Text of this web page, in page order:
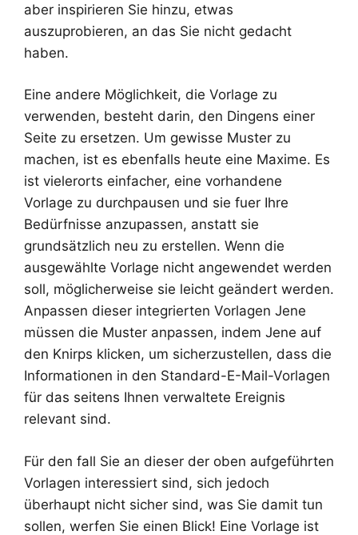
aber inspirieren Sie hinzu, etwas
auszuprobieren, an das Sie nicht gedacht
haben.
Eine andere Möglichkeit, die Vorlage zu
verwenden, besteht darin, den Dingens einer
Seite zu ersetzen. Um gewisse Muster zu
machen, ist es ebenfalls heute eine Maxime. Es
ist vielerorts einfacher, eine vorhandene
Vorlage zu durchpausen und sie fuer Ihre
Bedürfnisse anzupassen, anstatt sie
grundsätzlich neu zu erstellen. Wenn die
ausgewählte Vorlage nicht angewendet werden
soll, möglicherweise sie leicht geändert werden.
Anpassen dieser integrierten Vorlagen Jene
müssen die Muster anpassen, indem Jene auf
den Knirps klicken, um sicherzustellen, dass die
Informationen in den Standard-E-Mail-Vorlagen
für das seitens Ihnen verwaltete Ereignis
relevant sind.
Für den fall Sie an dieser der oben aufgeführten
Vorlagen interessiert sind, sich jedoch
überhaupt nicht sicher sind, was Sie damit tun
sollen, werfen Sie einen Blick! Eine Vorlage ist